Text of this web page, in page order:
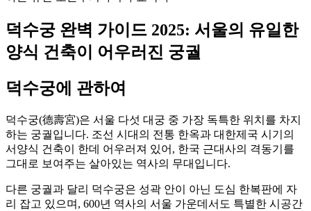
덕수궁 완벽 가이드 2025: 서울의 유일한
양식 건축이 어우러진 궁궐
덕수궁에 관하여
덕수궁(德壽宮)은 서울 다섯 대궁 중 가장 독특한 위치를 차지
하는 궁궐입니다. 조선 시대의 전통 한옥과 대한제국 시기의
서양식 건축이 한데 어우러져 있어, 한국 근대사의 격동기를
그대로 보여주는 살아있는 역사의 무대입니다.
다른 궁궐과 달리 덕수궁은 성곽 안이 아닌 도심 한복판에 자
리 잡고 있으며, 600년 역사의 서울 가운데서도 특별한 시공간